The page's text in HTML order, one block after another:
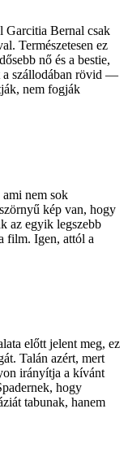
Garcitia Bernal csak
Természetesen ez
nő és a bestie,
a szállodában rövid —
nem fogják
nem sok
kép van, hogy
az egyik legszebb
film. Igen, attól a
előtt jelent meg, ez
Talán azért, mert
irányítja a kívánt
hogy
tabunak, hanem